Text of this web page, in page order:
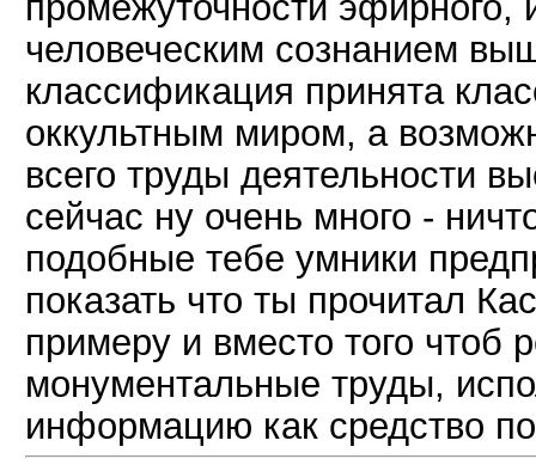
человеческим сознанием
классификация принята
оккультным миром, а
всего труды деятельности
сейчас ну очень много -
подобные тебе умники
показать что ты прочитал
примеру и вместо того чтоб
монументальные труды,
информацию как средство